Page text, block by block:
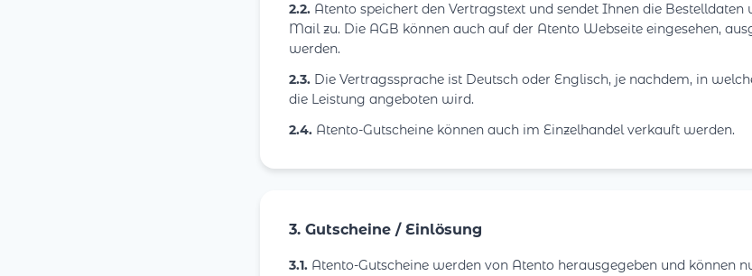
2.2. Atento speichert den Vertragstext und sendet Ihnen die Bestelldaten
Mail zu. Die AGB können auch auf der Atento Webseite eingesehen,
werden.
2.3. Die Vertragssprache ist Deutsch oder Englisch, je nachdem, in
die Leistung angeboten wird.
2.4. Atento-Gutscheine können auch im Einzelhandel verkauft werden.
3. Gutscheine / Einlösung
3.1. Atento-Gutscheine werden von Atento herausgegeben und können